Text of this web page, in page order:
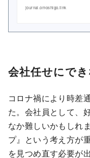
journal.omoshigo.link
会社任せにで
コロナ禍により時差
た。会社員として、
なか難しいかもしれ
プ』という考え方が
を見つめ直す必要が